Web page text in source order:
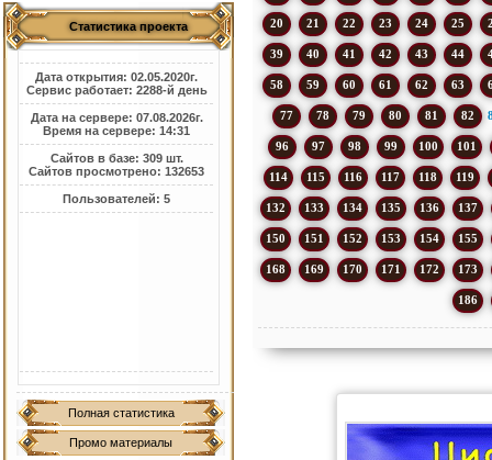
Статистика проекта
Дата открытия: 02.05.2020г.
Сервис работает: 2288-й день
Дата на сервере: 07.08.2026г.
Время на сервере: 14:31
Сайтов в базе: 309 шт.
Сайтов просмотрено: 132653
Пользователей: 5
Полная статистика
Промо материалы
20 21 22 23 24 25
39 40 41 42 43 44
58 59 60 61 62 63
77 78 79 80 81 82
96 97 98 99 100 101
114 115 116 117 118 119
132 133 134 135 136 137
150 151 152 153 154 155
168 169 170 171 172 173
186